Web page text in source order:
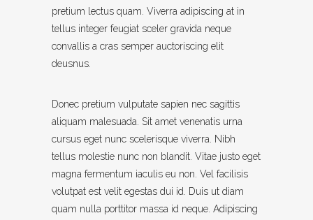
pretium lectus quam. Viverra adipiscing at in
tellus integer feugiat sceler gravida neque
convallis a cras semper auctoriscing elit
deusnus.
Donec pretium vulputate sapien nec sagittis
aliquam malesuada. Sit amet venenatis urna
cursus eget nunc scelerisque viverra. Nibh
tellus molestie nunc non blandit. Vitae justo eget
magna fermentum iaculis eu non. Vel facilisis
volutpat est velit egestas dui id. Duis ut diam
quam nulla porttitor massa id neque. Adipiscing